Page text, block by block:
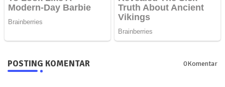
POSTING KOMENTAR 0Komentar